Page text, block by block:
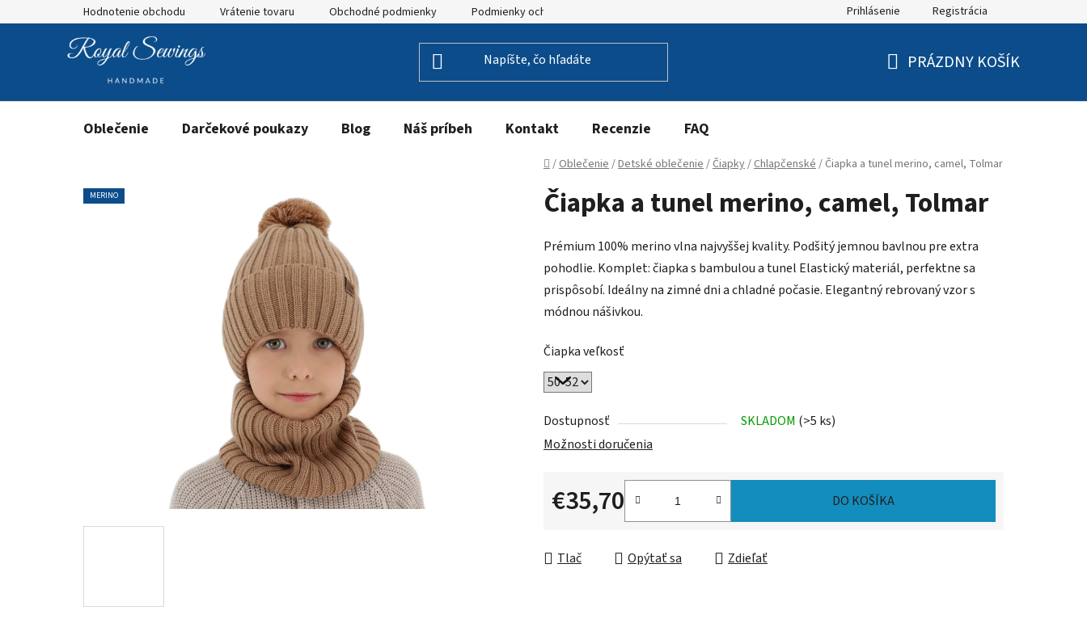
na
Hodnotenie obchodu Vrátenie tovaru Obchodné podmienky Podmienky ochrany osobných údajov Prihlásenie Registrácia
PRÁZDNY KOŠÍK
Oblečenie Darčekové poukazy Blog Náš príbeh Kontakt Recenzie FAQ
Domov
/Oblečenie/Detské oblečenie/Čiapky/Chlapčenské/ Čiapka a tunel merino, camel, Tolmar
Čiapka a tunel merino, camel, Tolmar
Prémium 100% merino vlna najvyššej kvality. Podšitý jemnou bavlnou pre extra
pohodlie. Komplet: čiapka s bambulou a tunel Elastický materiál, perfektne sa
prispôsobí. Ideálny na zimné dni a chladné počasie. Elegantný rebrovaný vzor s
módnou nášivkou.
Čiapka veľkosť
Dostupnosť SKLADOM (>5 ks)
Možnosti doručenia
€35,70
Jednotková cena:
DO KOŠÍKA
Tlač Opýtať sa Zdieľať
MERINO